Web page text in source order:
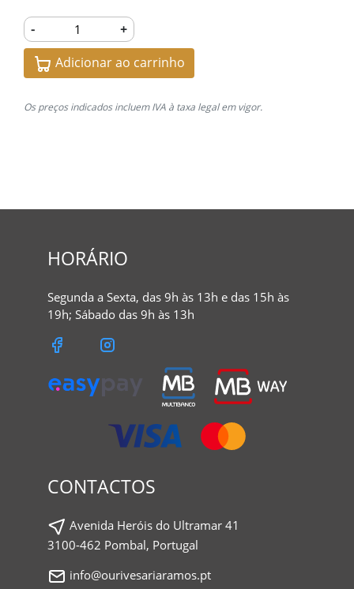
- +
Adicionar ao carrinho
Os preços indicados incluem IVA à taxa legal em vigor.
HORÁRIO
Segunda a Sexta, das 9h às 13h e das 15h às
19h; Sábado das 9h às 13h
CONTACTOS
Avenida Heróis do Ultramar 41
3100-462 Pombal, Portugal
info@ourivesariaramos.pt